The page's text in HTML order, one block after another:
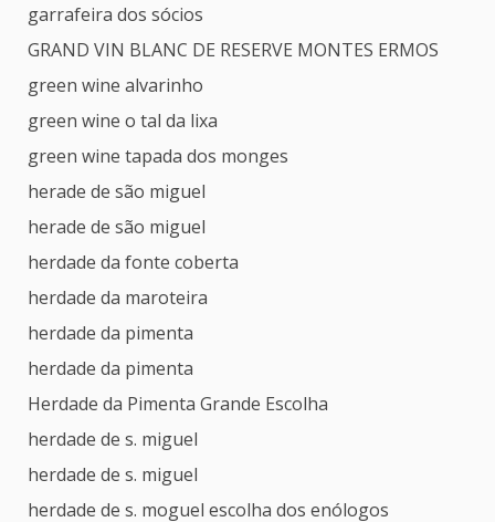
garrafeira dos sócios
GRAND VIN BLANC DE RESERVE MONTES ERMOS
green wine alvarinho
green wine o tal da lixa
green wine tapada dos monges
herade de são miguel
herade de são miguel
herdade da fonte coberta
herdade da maroteira
herdade da pimenta
herdade da pimenta
Herdade da Pimenta Grande Escolha
herdade de s. miguel
herdade de s. miguel
herdade de s. moguel escolha dos enólogos